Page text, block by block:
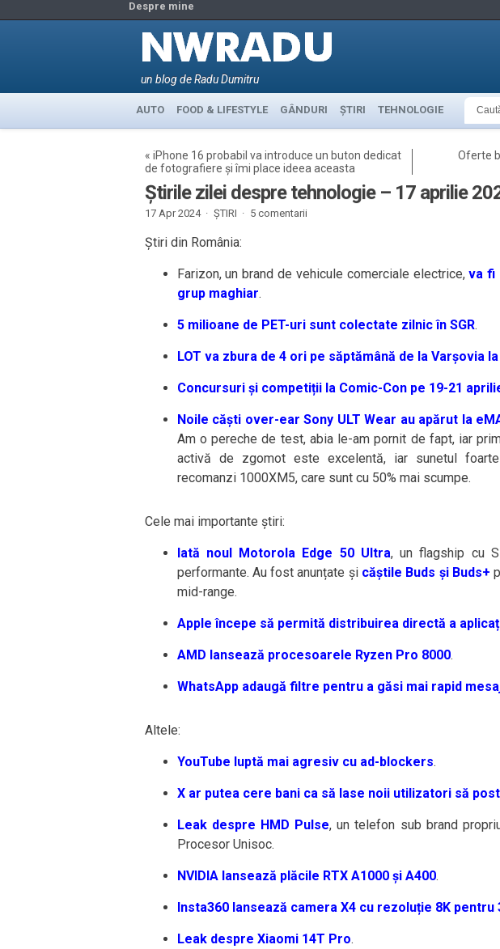
Despre mine
un blog de Radu Dumitru
AUTO FOOD & LIFESTYLE GÂNDURI ȘTIRI TEHNOLOGIE
« iPhone 16 probabil va introduce un buton dedicat
de fotografiere și îmi place ideea aceasta
Oferte
Știrile zilei despre tehnologie – 17 aprilie
17 Apr 2024 · ȘTIRI · 5 comentarii
Știri din România:
Farizon, un brand de vehicule comerciale electrice,va fi
grup maghiar.
5 milioane de PET-uri sunt colectate zilnic în SGR.
LOT va zbura de 4 ori pe săptămână de la Varșovia
Concursuri și competiții la Comic-Con pe 19-21
Noile căști over-ear Sony ULT Wear au apărut la
Am o pereche de test, abia le-am pornit de fapt, iar
activă de zgomot este excelentă, iar sunetul
recomanzi 1000XM5, care sunt cu 50% mai scumpe.
Cele mai importante știri:
Iată noul Motorola Edge 50 Ultra, un flagship cu
performante. Au fost anunțate și căștile Buds și Buds+
mid-range.
Apple începe să permită distribuirea directă a
AMD lansează procesoarele Ryzen Pro 8000.
WhatsApp adaugă filtre pentru a găsi mai rapid
Altele:
YouTube luptă mai agresiv cu ad-blockers.
X ar putea cere bani ca să lase noii utilizatori să
Leak despre HMD Pulse, un telefon sub brand
Procesor Unisoc.
NVIDIA lansează plăcile RTX A1000 și A400.
Insta360 lansează camera X4 cu rezoluție 8K pentru
Leak despre Xiaomi 14T Pro.